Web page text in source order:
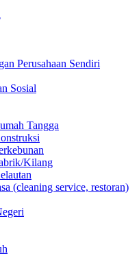
Perusahaan Sendiri
Sosial
Tangga
Kilang
(cleaning service, restoran)